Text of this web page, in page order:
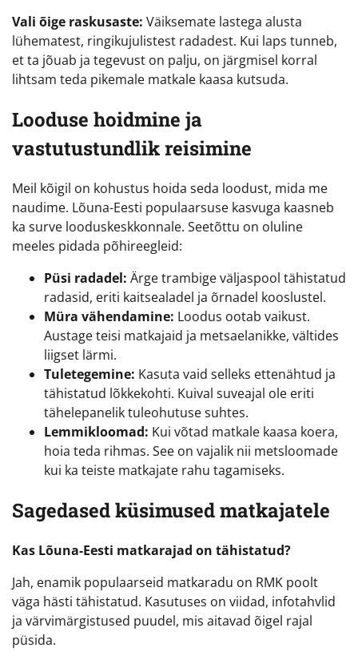
Vali õige raskusaste: Väiksemate lastega alusta
lühematest, ringikujulistest radadest. Kui laps tunneb,
et ta jõuab ja tegevust on palju, on järgmisel korral
lihtsam teda pikemale matkale kaasa kutsuda.
Looduse hoidmine ja
vastutustundlik reisimine
Meil kõigil on kohustus hoida seda loodust, mida me
naudime. Lõuna-Eesti populaarsuse kasvuga kaasneb
ka surve looduskeskkonnale. Seetõttu on oluline
meeles pidada põhireegleid:
Püsi radadel: Ärge trambige väljaspool tähistatud
radasid, eriti kaitsealadel ja õrnadel kooslustel.
Müra vähendamine: Loodus ootab vaikust.
Austage teisi matkajaid ja metsaelanikke, vältides
liigset lärmi.
Tuletegemine: Kasuta vaid selleks ettenähtud ja
tähistatud lõkkekohti. Kuival suveajal ole eriti
tähelepanelik tuleohutuse suhtes.
Lemmikloomad: Kui võtad matkale kaasa koera,
hoia teda rihmas. See on vajalik nii metsloomade
kui ka teiste matkajate rahu tagamiseks.
Sagedased küsimused matkajatele
Kas Lõuna-Eesti matkarajad on tähistatud?
Jah, enamik populaarseid matkaradu on RMK poolt
väga hästi tähistatud. Kasutuses on viidad, infotahvlid
ja värvimärgistused puudel, mis aitavad õigel rajal
püsida.